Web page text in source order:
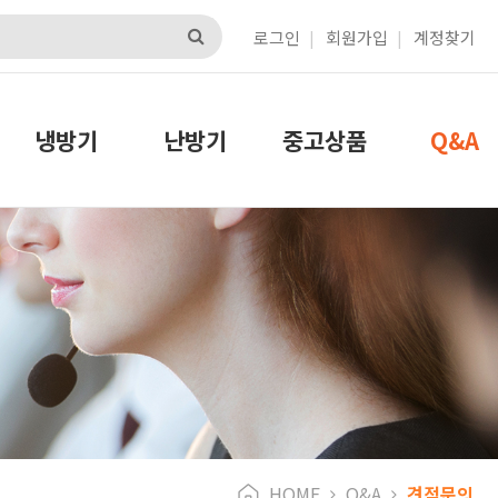
로그인 회원가입 계정찾기
냉방기 난방기 중고상품 Q&A